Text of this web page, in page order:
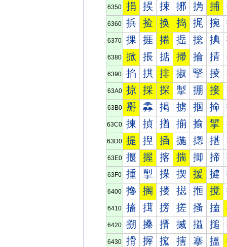
6350 捐 捑 捒 捓 捔 捕
6360 捠 捡 换 捣 捤 捥
6370 捰 捱 捲 捳 捴 捵
6380 掀 掁 掂 掃 掄 掅
6390 掐 掑 排 掓 掔 掕
63A0 掠 採 探 掣 掤 接
63B0 掰 掱 掲 掳 掴 掵
63C0 揀 揁 揂 揃 揄 揅
63D0 提 揑 插 揓 揔 揕
63E0 揠 握 揢 揣 揤 揥
63F0 揰 揱 揲 揳 援 揵
6400 搀 搁 搂 搃 搄 搅
6410 搐 搑 搒 搓 搔 搕
6420 搠 搡 搢 搣 搤 搥
6430 搰 搱 搲 搳 搴 搵